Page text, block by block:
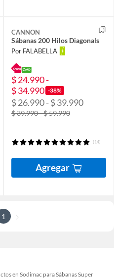
CANNON
Sábanas 200 Hilos Diagonals
Por FALABELLA
$ 24.990 -
$ 34.990 -38%
$ 26.990 - $ 39.990
$ 39.990 - $ 59.990
(14)
Agregar
1
en Sodimac para Sábanas Super